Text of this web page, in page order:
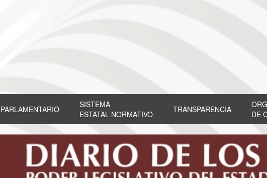
PARLAMENTARIO
SISTEMA
ESTATAL NORMATIVO
TRANSPARENCIA
DE